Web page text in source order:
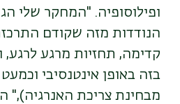
ופילוסופיה. "המחקר שלי
הנודדות מזה שקודם
קדימה, תחזיות מרגע
בזה באופן אינטנסיבי
מבחינת צריכת האנרגיה),"